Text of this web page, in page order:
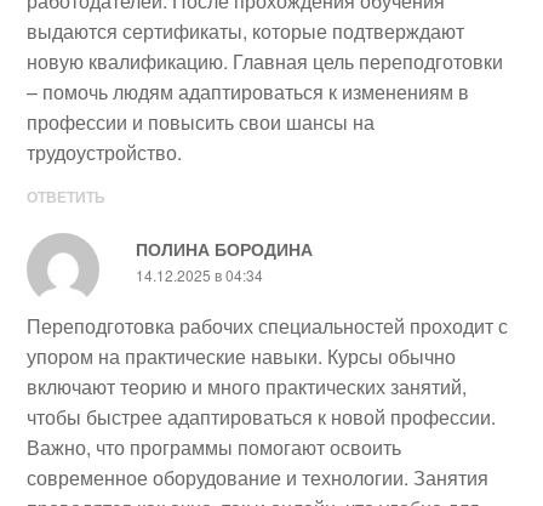
выдаются сертификаты, которые подтверждают
новую квалификацию. Главная цель переподготовки
– помочь людям адаптироваться к изменениям в
профессии и повысить свои шансы на
трудоустройство.
ОТВЕТИТЬ
ПОЛИНА БОРОДИНА
14.12.2025 в 04:34
Переподготовка рабочих специальностей проходит с
упором на практические навыки. Курсы обычно
включают теорию и много практических занятий,
чтобы быстрее адаптироваться к новой профессии.
Важно, что программы помогают освоить
современное оборудование и технологии. Занятия